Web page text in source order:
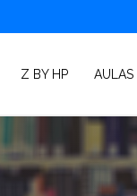
Z BY HP AULAS